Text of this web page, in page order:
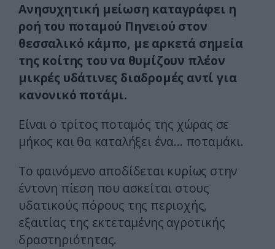
Ανησυχητική μείωση καταγράφει η
ροή του ποταμού Πηνειού στον
θεσσαλικό κάμπο, με αρκετά σημεία
της κοίτης του να θυμίζουν πλέον
μικρές υδάτινες διαδρομές αντί για
κανονικό ποτάμι.
Είναι ο τρίτος ποταμός της χώρας σε
μήκος και θα καταλήξει ένα… ποταμάκι.
Το φαινόμενο αποδίδεται κυρίως στην
έντονη πίεση που ασκείται στους
υδατικούς πόρους της περιοχής,
εξαιτίας της εκτεταμένης αγροτικής
δραστηριότητας.